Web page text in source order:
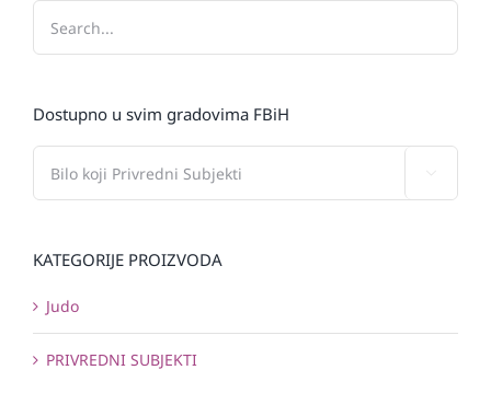
Dostupno u svim gradovima FBiH
KATEGORIJE PROIZVODA
Judo
PRIVREDNI SUBJEKTI